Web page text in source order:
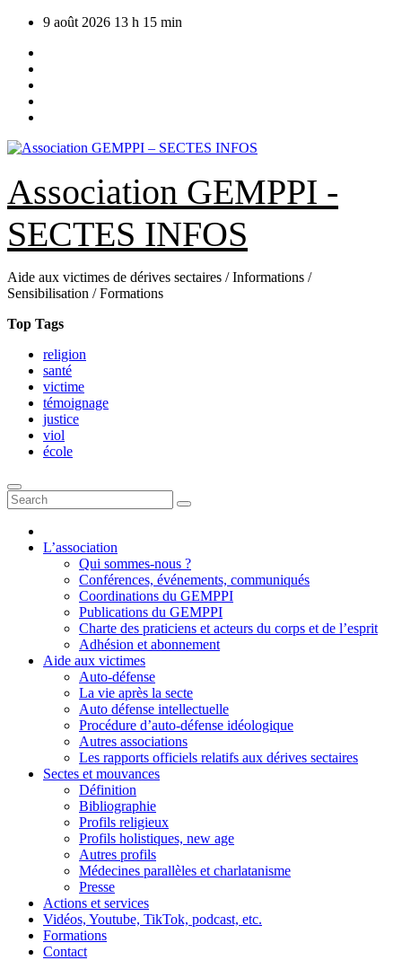
Skip
content
9 août 2026 13 h 15 min
Association GEMPPI -
SECTES INFOS
Aide aux victimes de dérives sectaires / Informations /
Sensibilisation / Formations
Top Tags
religion
santé
victime
témoignage
justice
viol
école
L’association
Qui sommes-nous ?
Conférences, événements, communiqués
Coordinations du GEMPPI
Publications du GEMPPI
Charte des praticiens et acteurs du corps et de l’esprit
Adhésion et abonnement
Aide aux victimes
Auto-défense
La vie après la secte
Auto défense intellectuelle
Procédure d’auto-défense idéologique
Autres associations
Les rapports officiels relatifs aux dérives sectaires
Sectes et mouvances
Définition
Bibliographie
Profils religieux
Profils holistiques, new age
Autres profils
Médecines parallèles et charlatanisme
Presse
Actions et services
Vidéos, Youtube, TikTok, podcast, etc.
Formations
Contact